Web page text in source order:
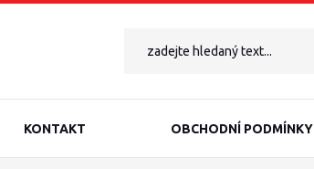
KONTAKT OBCHODNÍ PODMÍNKY